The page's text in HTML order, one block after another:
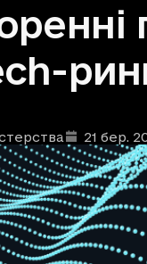
: 21 бер.